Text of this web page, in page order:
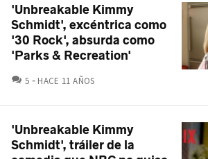
'Unbreakable Kimmy
Schmidt', excéntrica como
'30 Rock', absurda como
'Parks & Recreation'
5 COMENTARIOS
HACE 11 AÑOS
'Unbreakable Kimmy
Schmidt', tráiler de la